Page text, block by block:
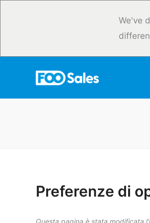
We've
Preferenze di
Questa pagina è stata modificata